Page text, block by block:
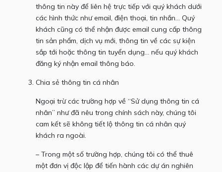
thông tin này để liên hệ trực tiếp với quý khách dưới
các hình thức như email, điện thoại, tin nhắn… Quý
khách cũng có thể nhận được email cung cấp thông
tin sản phẩm, dịch vụ mới, thông tin về các sự kiện
sắp tới hoặc thông tin tuyển dụng… nếu quý khách
đăng ký nhận email thông báo.
Chia sẻ thông tin cá nhân
Ngoại trừ các trường hợp về “Sử dụng thông tin cá
nhân” như đã nêu trong chính sách này, chúng tôi
cam kết sẽ không tiết lộ thông tin cá nhân quý
khách ra ngoài.
– Trong một số trường hợp, chúng tôi có thể thuê
một đơn vị độc lập để tiến hành các dự án nghiên